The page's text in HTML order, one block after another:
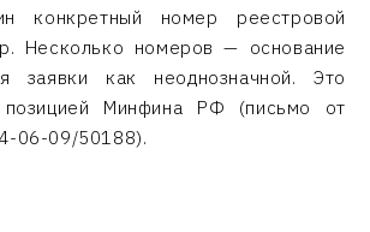
конкретный номер реестровой
Несколько номеров — основание
заявки как неоднозначной. Это
позицией Минфина РФ (письмо от
06-09/50188).